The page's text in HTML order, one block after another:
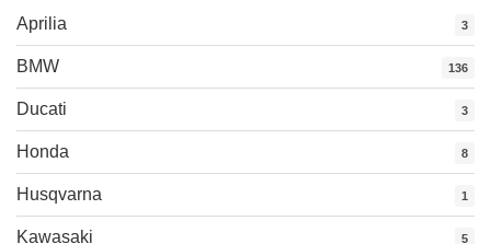
Aprilia 3
BMW 136
Ducati 3
Honda 8
Husqvarna 1
Kawasaki 5